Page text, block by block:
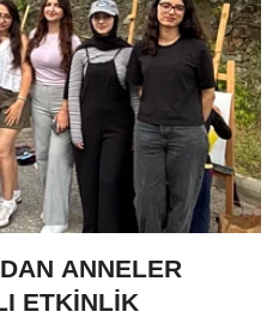
ANNELER
ETKİNLİK